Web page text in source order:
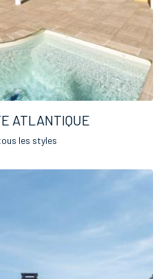
ATLANTIQUE
les styles